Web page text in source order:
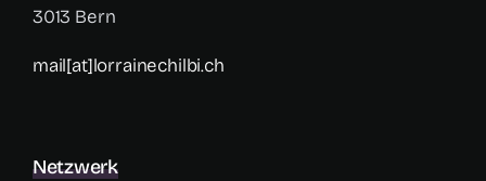
3013 Bern
mail[at]lorrainechilbi.ch
Netzwerk